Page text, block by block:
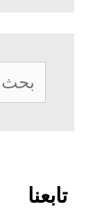
البحث
عن:
تابعنا